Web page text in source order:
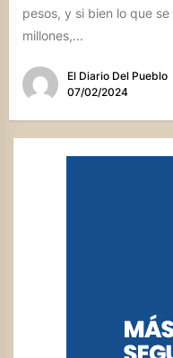
pesos, y si bien lo que
millones,...
El Diario Del Pueblo
07/02/2024